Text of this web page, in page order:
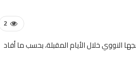
2
النووي خلال الأيام المقبلة، بحسب ما أفاد